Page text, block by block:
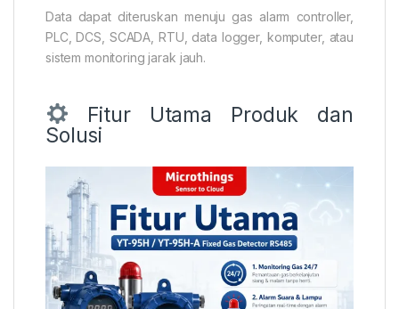
Data dapat diteruskan menuju gas alarm controller,
PLC, DCS, SCADA, RTU, data logger, komputer, atau
sistem monitoring jarak jauh.
Fitur Utama Produk dan
Solusi